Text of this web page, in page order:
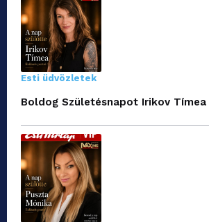
Esti üdvözletek
Boldog Születésnapot Irikov Tímea